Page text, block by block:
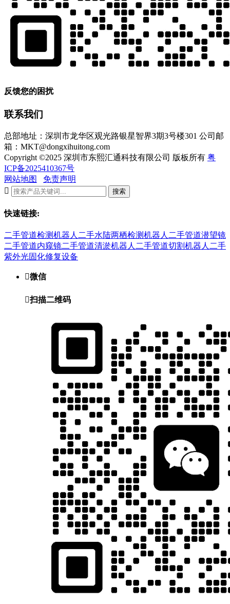
反馈您的困扰
联系我们
总部地址：深圳市龙华区观光路银星智界3期3号楼301 公司邮
箱：MKT@dongxihuitong.com
Copyright ©2025 深圳市东熙汇通科技有限公司 版板所有 粤
ICP备2025410367号
网站地图
免责声明

搜索
快速链接:
二手管道检测机器人二手水陆两栖检测机器人二手管道潜望镜
二手管道内窥镜二手管道清淤机器人二手管道切割机器人二手
紫外光固化修复设备
微信
扫描二维码